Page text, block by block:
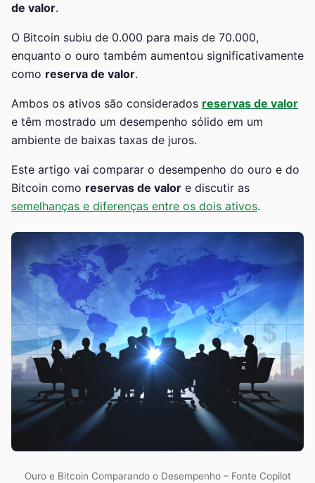
de valor.
O Bitcoin subiu de 0.000 para mais de 70.000,
enquanto o ouro também aumentou significativamente
como reserva de valor.
Ambos os ativos são considerados reservas de valor
e têm mostrado um desempenho sólido em um
ambiente de baixas taxas de juros.
Este artigo vai comparar o desempenho do ouro e do
Bitcoin como reservas de valor e discutir as
semelhanças e diferenças entre os dois ativos.
Ouro e Bitcoin Comparando o Desempenho – Fonte Copilot